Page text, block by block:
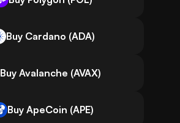
Buy Cardano (ADA)
Buy Avalanche (AVAX)
Buy ApeCoin (APE)